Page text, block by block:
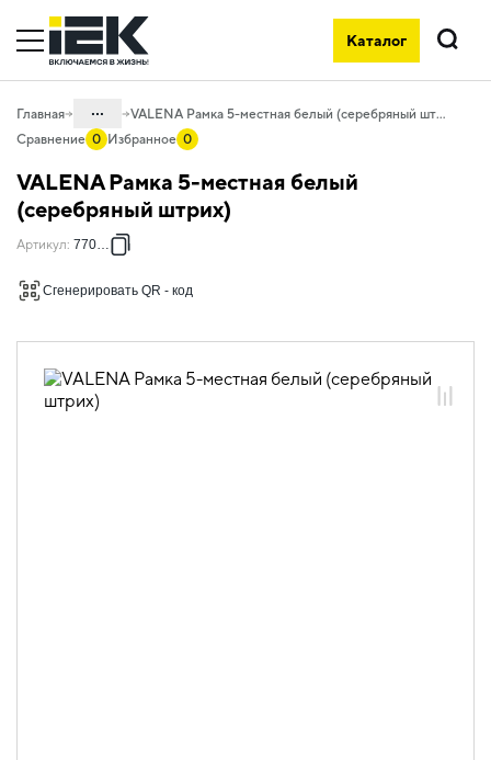
Каталог
Поиск
Главная ...
06. Изделия электроустановочные,
удлинители и силовые разъемы
06.01 Электроустановочные изделия
06.01.14 Электроустановочные
06.01.14.ХХ Продукция, выведенная из
VALENA Рамка 5-местная белый (серебряный штрих)
Сравнение 0 Избранное 0
VALENA Рамка 5-местная белый
(серебряный штрих)
Артикул: 770495
Сгенерировать QR - код